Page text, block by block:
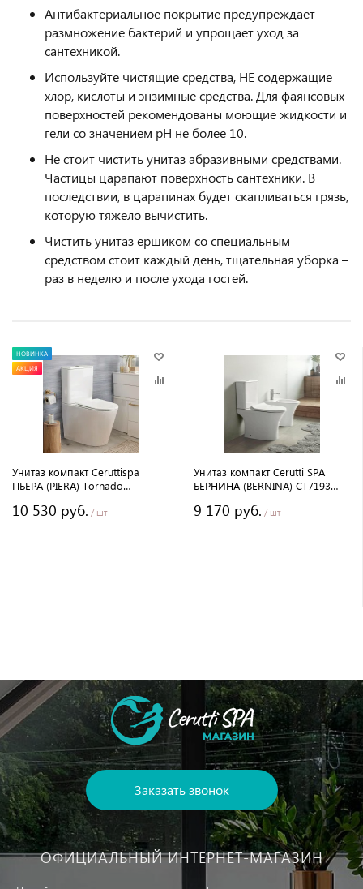
Антибактериальное покрытие предупреждает
размножение бактерий и упрощает уход за
сантехникой.
Используйте чистящие средства, НЕ содержащие
хлор, кислоты и энзимные средства. Для фаянсовых
поверхностей рекомендованы моющие жидкости и
гели со значением pH не более 10.
Не стоит чистить унитаз абразивными средствами.
Частицы царапают поверхность сантехники. В
последствии, в царапинах будет скапливаться грязь,
которую тяжело вычистить.
Чистить унитаз ершиком со специальным
средством стоит каждый день, тщательная уборка –
раз в неделю и после ухода гостей.
НОВИНКА
АКЦИЯ
Унитаз компакт Ceruttispa
ПЬЕРА (PIERA) Tornado
и быстросъемным сиденьем
10 530 руб. / шт
Унитаз компакт Cerutti SPA
БЕРНИНА (BERNINA) CT7193
и быстросъемным сиденьем
9 170 руб. / шт
Заказать звонок
ОФИЦИАЛЬНЫЙ ИНТЕРНЕТ-МАГАЗИН